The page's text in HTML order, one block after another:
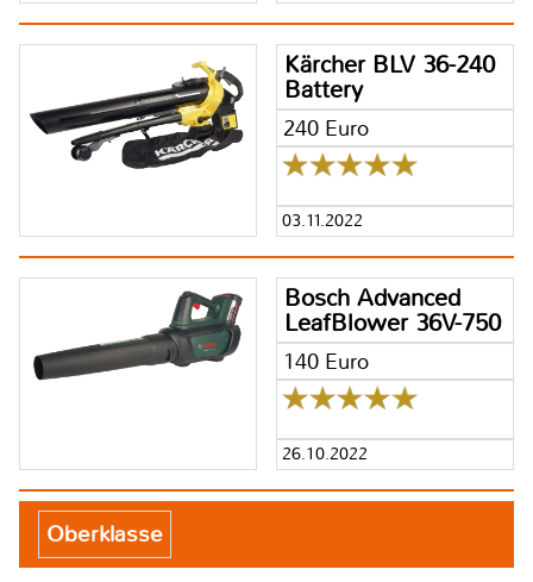
Kärcher BLV 36-240
Battery
240 Euro
03.11.2022
Bosch Advanced
LeafBlower 36V-750
140 Euro
26.10.2022
Oberklasse